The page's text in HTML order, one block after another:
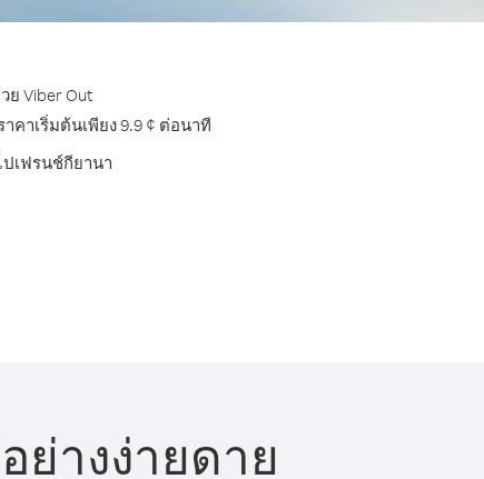
Viber Out
าเริ่มต้นเพียง 9.9 ¢ ต่อนาที
เฟรนช์กียานา
ย่างง่ายดาย